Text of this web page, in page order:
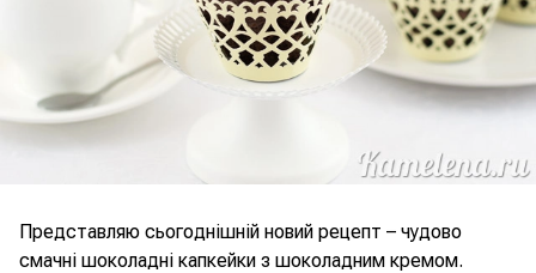
Представляю сьогоднішній новий рецепт – чудово
смачні шоколадні капкейки з шоколадним кремом.